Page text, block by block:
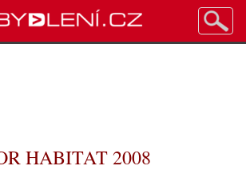
HABITAT 2008